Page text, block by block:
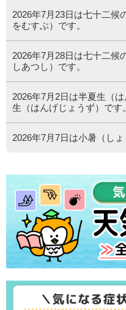
2026年7月23日は七十二候
をむすぶ）です。
2026年7月28日は七十二候
しあつし）です。
2026年7月2日は半夏生（
生（はんげじょうず）です。
2026年7月7日は小暑（しょ